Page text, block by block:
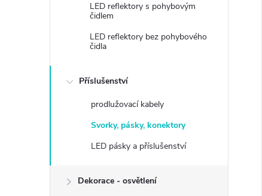
LED reflektory s pohybovým
čidlem
LED reflektory bez pohybového
čidla
Příslušenství
prodlužovací kabely
Svorky, pásky, konektory
LED pásky a příslušenství
Dekorace - osvětlení